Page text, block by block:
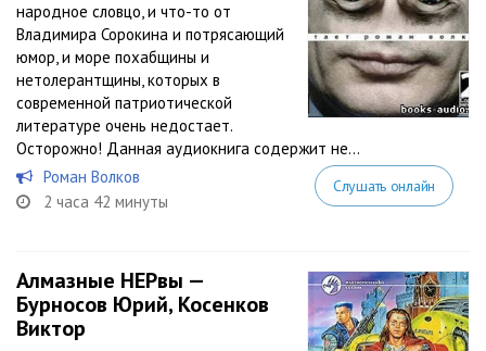
народное словцо, и что-то от
Владимира Сорокина и потрясающий
юмор, и море похабщины и
нетолерантщины, которых в
современной патриотической
литературе очень недостает.
Осторожно! Данная аудиокнига содержит не...
Роман Волков
2 часа 42 минуты
Слушать онлайн
Алмазные НЕРвы —
Бурносов Юрий, Косенков
Виктор